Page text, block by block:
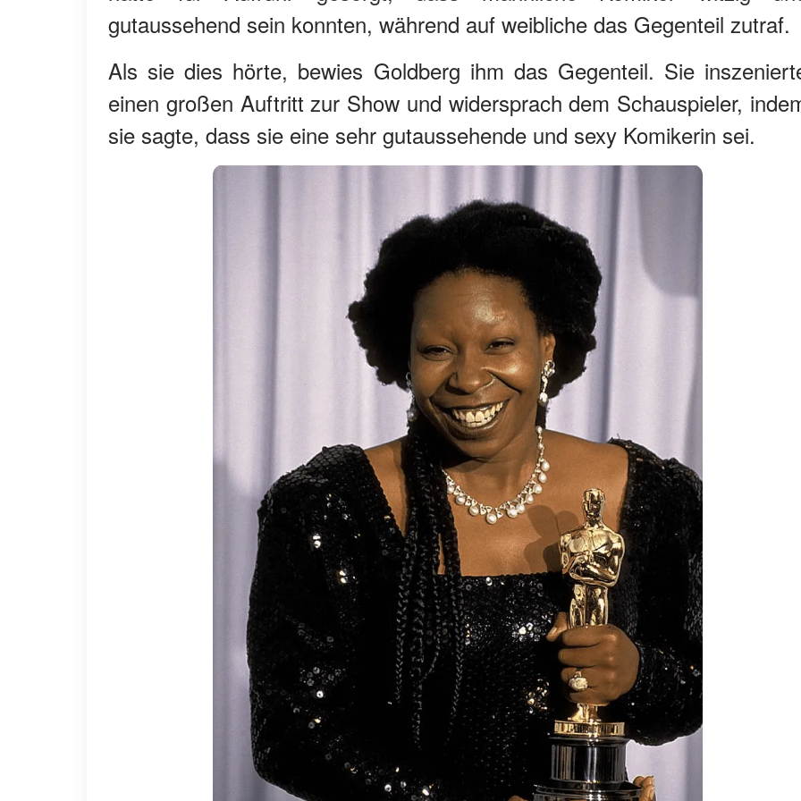
gutaussehend sein konnten, während auf weibliche das Gegenteil zutraf.
Als sie dies hörte, bewies Goldberg ihm das Gegenteil. Sie
einen großen Auftritt zur Show und widersprach dem Schauspieler,
sie sagte, dass sie eine sehr gutaussehende und sexy Komikerin sei.